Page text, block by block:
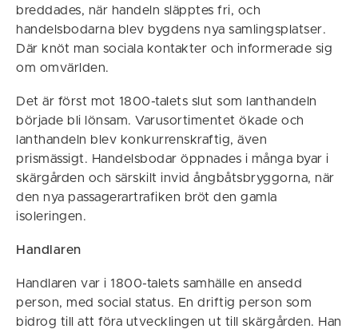
breddades, när handeln släpptes fri, och
handelsbodarna blev bygdens nya samlingsplatser.
Där knöt man sociala kontakter och informerade sig
om omvärlden.
Det är först mot 1800-talets slut som lanthandeln
började bli lönsam. Varusortimentet ökade och
lanthandeln blev konkurrenskraftig, även
prismässigt. Handelsbodar öppnades i många byar i
skärgården och särskilt invid ångbåtsbryggorna, när
den nya passagerartrafiken bröt den gamla
isoleringen.
Handlaren
Handlaren var i 1800-talets samhälle en ansedd
person, med social status. En driftig person som
bidrog till att föra utvecklingen ut till skärgården. Han